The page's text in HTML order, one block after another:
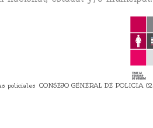
policiales CONSEJO GENERAL DE POLICIA